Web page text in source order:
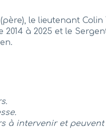
le lieutenant
2014 à 2025 et le
à intervenir et